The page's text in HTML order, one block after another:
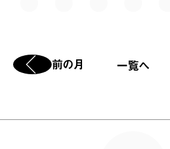
前の月 一覧へ